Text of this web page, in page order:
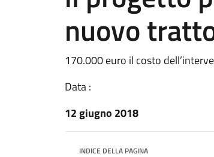
nuovo
170.000 euro il costo
Data :
12 giugno 2018
INDICE DELLA PAGINA